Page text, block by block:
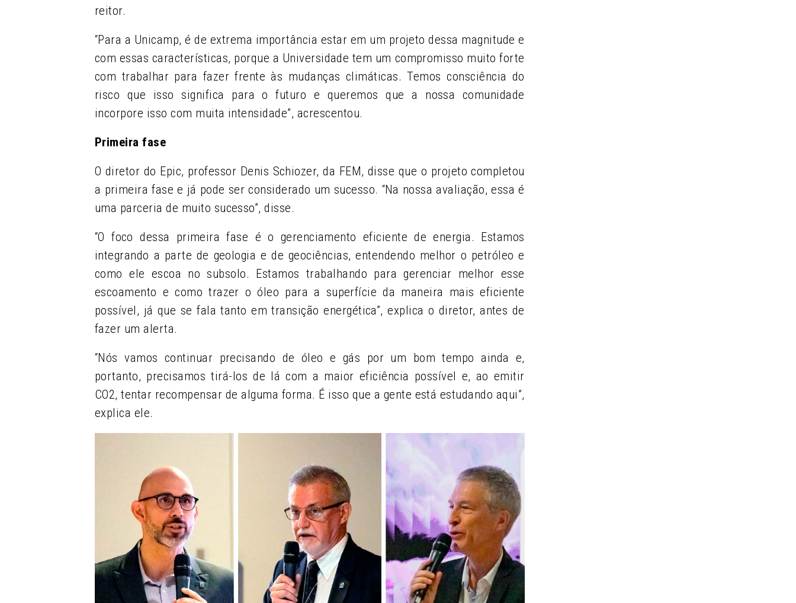
reitor.
“Para a Unicamp, é de extrema importância estar em um projeto dessa magnitude e
com essas características, porque a Universidade tem um compromisso muito forte
com trabalhar para fazer frente às mudanças climáticas. Temos consciência do
risco que isso significa para o futuro e queremos que a nossa comunidade
incorpore isso com muita intensidade”, acrescentou.
Primeira fase
O diretor do Epic, professor Denis Schiozer, da FEM, disse que o projeto completou
a primeira fase e já pode ser considerado um sucesso. “Na nossa avaliação, essa é
uma parceria de muito sucesso”, disse.
“O foco dessa primeira fase é o gerenciamento eficiente de energia. Estamos
integrando a parte de geologia e de geociências, entendendo melhor o petróleo e
como ele escoa no subsolo. Estamos trabalhando para gerenciar melhor esse
escoamento e como trazer o óleo para a superfície da maneira mais eficiente
possível, já que se fala tanto em transição energética”, explica o diretor, antes de
fazer um alerta.
“Nós vamos continuar precisando de óleo e gás por um bom tempo ainda e,
portanto, precisamos tirá-los de lá com a maior eficiência possível e, ao emitir
CO2, tentar recompensar de alguma forma. É isso que a gente está estudando aqui”,
explica ele.